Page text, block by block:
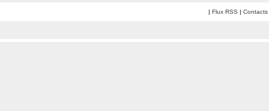
| Flux RSS | Contacts